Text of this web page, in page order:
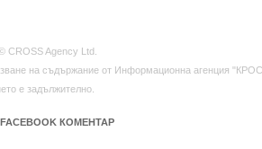
CROSS Agency Ltd.
на съдържание от Информационна агенция
е задължително.
КОМЕНТАР